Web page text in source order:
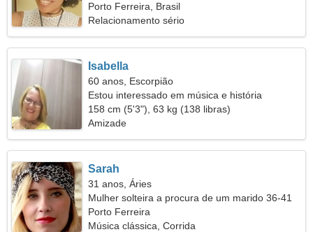
verdade
Porto Ferreira, Brasil
Relacionamento sério
Isabella
60 anos, Escorpião
Estou interessado em música e história
158 cm (5'3"), 63 kg (138 libras)
Amizade
Sarah
31 anos, Áries
Mulher solteira a procura de um marido 36-41
Porto Ferreira
Música clássica, Corrida